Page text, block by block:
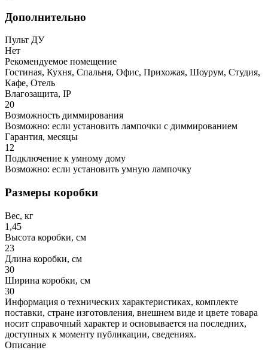
Дополнительно
Пульт ДУ
Нет
Рекомендуемое помещение
Гостиная, Кухня, Спальня, Офис, Прихожая, Шоурум, Студия,
Кафе, Отель
Влагозащита, IP
20
Возможность диммирования
Возможно: если установить лампочки с диммированием
Гарантия, месяцы
12
Подключение к умному дому
Возможно: если установить умную лампочку
Размеры коробки
Вес, кг
1,45
Высота коробки, см
23
Длина коробки, см
30
Ширина коробки, см
30
Информация о технических характеристиках, комплекте
поставки, стране изготовления, внешнем виде и цвете товара
носит справочный характер и основывается на последних,
доступных к моменту публикации, сведениях.
Описание